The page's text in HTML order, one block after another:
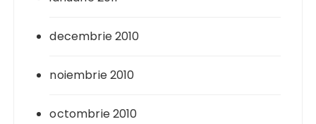
decembrie 2010
noiembrie 2010
octombrie 2010